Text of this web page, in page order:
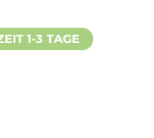
1-3 TAGE